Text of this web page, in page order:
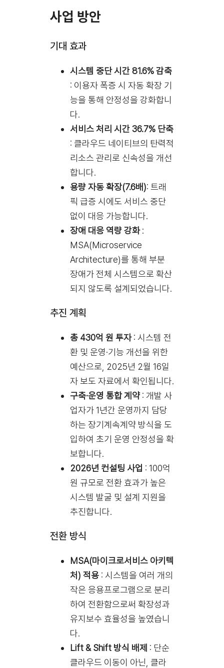
사업 방안
기대 효과
시스템 중단 시간 81.6% 감축
: 이용자 폭증 시 자동 확장 기
능을 통해 안정성을 강화합니
다.
서비스 처리 시간 36.7% 단축
: 클라우드 네이티브의 탄력적
리소스 관리로 신속성을 개선
합니다.
용량 자동 확장(7.6배): 트래
픽 급증 시에도 서비스 중단
없이 대응 가능합니다.
장애 대응 역량 강화:
MSA(Microservice
Architecture)를 통해 부분
장애가 전체 시스템으로 확산
되지 않도록 설계되었습니다.
추진 계획
총 430억 원 투자: 시스템 전
환 및 운영·기능 개선을 위한
예산으로, 2025년 2월 16일
자 보도 자료에서 확인됩니다.
구축·운영 통합 계약: 개발 사
업자가 1년간 운영까지 담당
하는 장기계속계약 방식을 도
입하여 초기 운영 안정성을 확
보합니다.
2026년 컨설팅 사업 : 100억
원 규모로 전환 효과가 높은
시스템 발굴 및 설계 지원을
추진합니다.
전환 방식
MSA(마이크로서비스 아키텍
처) 적용: 시스템을 여러 개의
작은 응용프로그램으로 분리
하여 전환함으로써 확장성과
유지보수 효율성을 높였습니
다.
Lift & Shift 방식 배제 : 단순
클라우드 이동이 아닌, 클라